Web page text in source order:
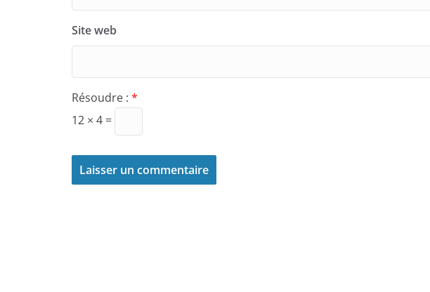
Site web
Résoudre : *
12 × 4 =